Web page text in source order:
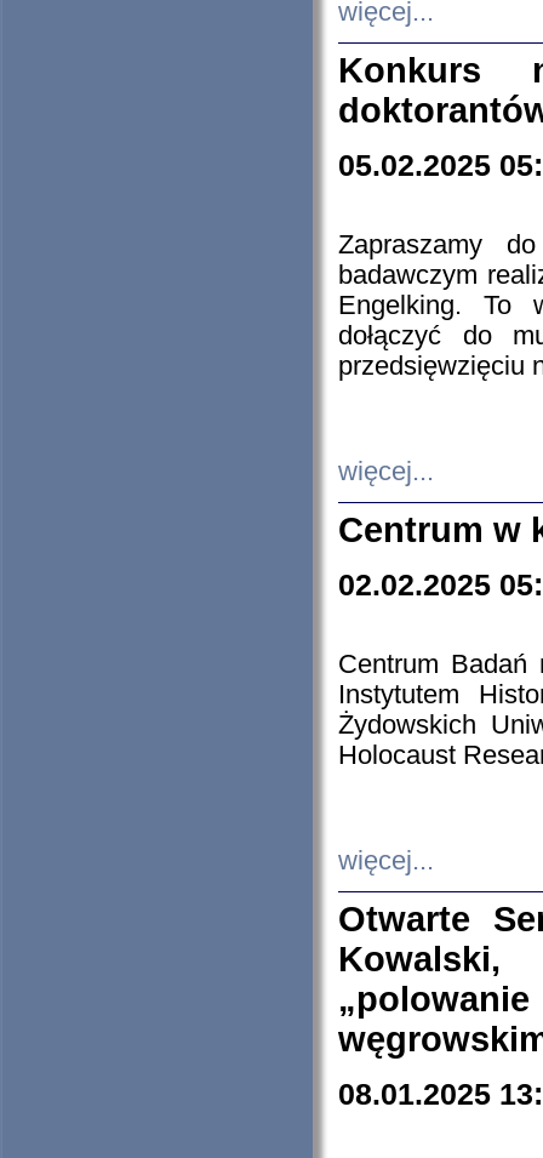
więcej...
Konkurs
05.02.2025
Zapraszamy
badawczym
Engelking. To
dołączyć do
przedsięwzięciu
więcej...
Centrum w
02.02.2025
Centrum Badań
Instytutem
Żydowskich
Holocaust
więcej...
Otwarte
08.01.2025